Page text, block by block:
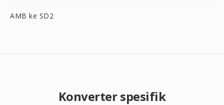
AMB ke SD2
Konverter spesifik